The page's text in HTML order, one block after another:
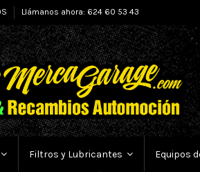
Llámanos ahora: 624 60 53 43
Filtros y Lubricantes Equipos